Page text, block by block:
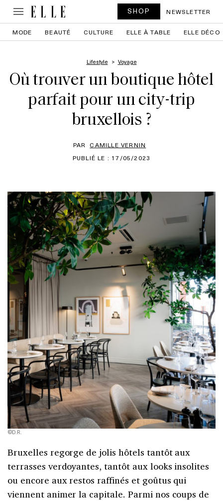
SHOP NEWSLETTER
MODE BEAUTÉ CULTURE ELLE À TABLE ELLE DÉCO
Lifestyle Voyage
Où trouver un boutique hôtel
parfait pour un city-trip
bruxellois ?
PAR CAMILLE VERNIN
PUBLIÉ LE : 17/05/2023
©D.R.
Bruxelles regorge de jolis hôtels tantôt aux
terrasses verdoyantes, tantôt aux looks insolites
ou encore aux restos raffinés et goûtus qui
viennent animer la capitale. Parmi nos coups de